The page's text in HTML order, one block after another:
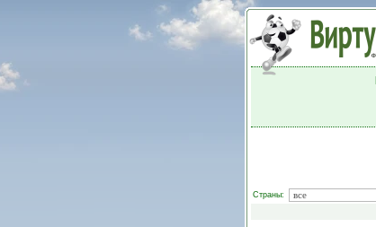
Страны: